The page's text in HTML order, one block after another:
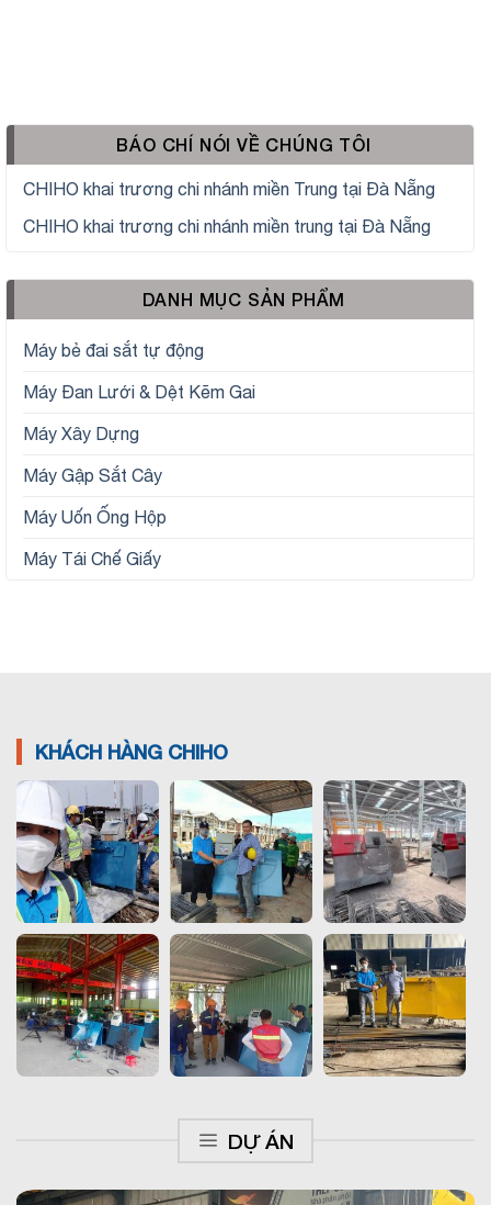
BÁO CHÍ NÓI VỀ CHÚNG TÔI
CHIHO khai trương chi nhánh miền Trung tại Đà Nẵng
CHIHO khai trương chi nhánh miền trung tại Đà Nẵng
DANH MỤC SẢN PHẨM
Máy bẻ đai sắt tự động
Máy Đan Lưới & Dệt Kẽm Gai
Máy Xây Dựng
Máy Gập Sắt Cây
Máy Uốn Ống Hộp
Máy Tái Chế Giấy
KHÁCH HÀNG CHIHO
DỰ ÁN